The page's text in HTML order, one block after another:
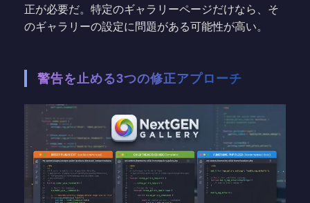
正が必要だ。特定のギャラリーページだけなら、そ
のギャラリーの設定に問題がある可能性が高い。
警告を止める3つの修正アプローチ